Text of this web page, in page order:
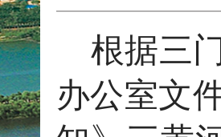
根据三
办公室文